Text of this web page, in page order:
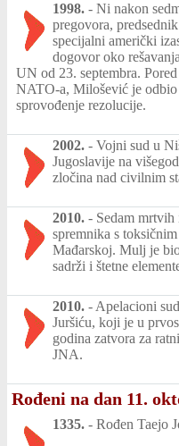
1998. - Ni nakon
pregovora,
specijalni američki
dogovor oko
UN od 23. septembra.
NATO-a, Milošević je
sprovođenje rezolucije.
2002. - Vojni sud u
Jugoslavije na
zločina nad civilnim
2010. - Sedam
spremnika s
Mađarskoj. Mulj je
sadrži i štetne
2010. - Apelacioni
Juršiću, koji je u
godina zatvora za
JNA.
Rođeni na dan 11.
1335. - Rođen Taejo